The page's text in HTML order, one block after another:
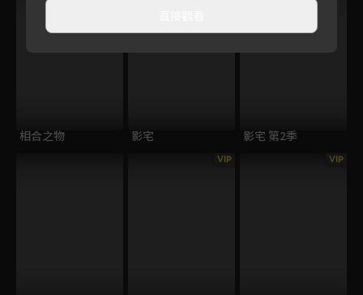
相合之物 影宅 影宅 第2季
VIP VIP